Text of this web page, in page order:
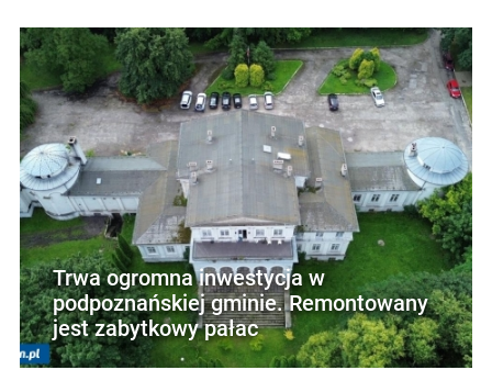
Trwa ogromna inwestycja w
podpoznańskiej gminie. Remontowany
jest zabytkowy pałac